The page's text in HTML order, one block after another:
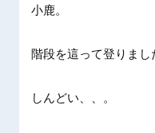
小鹿。
階段を這って登りまし
しんどい、、。